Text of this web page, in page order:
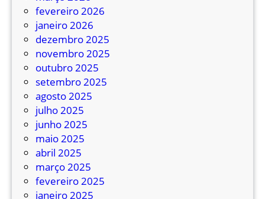
fevereiro 2026
janeiro 2026
dezembro 2025
novembro 2025
outubro 2025
setembro 2025
agosto 2025
julho 2025
junho 2025
maio 2025
abril 2025
março 2025
fevereiro 2025
janeiro 2025